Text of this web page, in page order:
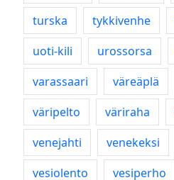
turska
tykkivenhe
uoti-kili
urossorsa
varassaari
väreäplä
väripelto
väriraha
venejahti
venekeksi
vesiolento
vesiperho